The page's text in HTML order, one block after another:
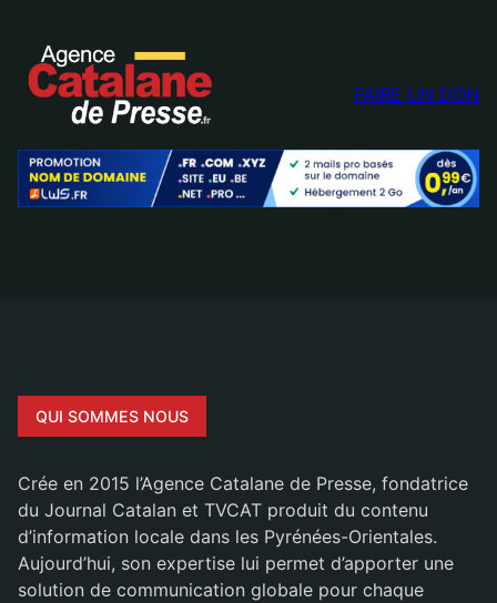
FAIRE UN DON
QUI SOMMES NOUS
Crée en 2015 l’Agence Catalane de Presse, fondatrice
du Journal Catalan et TVCAT produit du contenu
d’information locale dans les Pyrénées-Orientales.
Aujourd’hui, son expertise lui permet d’apporter une
solution de communication globale pour chaque